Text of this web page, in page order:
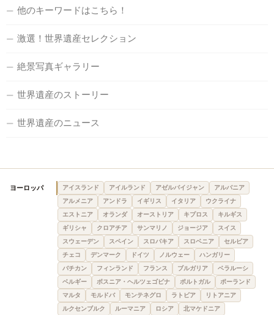
他のキーワードはこちら！
激選！世界遺産セレクション
絶景写真ギャラリー
世界遺産のストーリー
世界遺産のニュース
ヨーロッパ アイスランド アイルランド アゼルバイジャン
アルバニア
アルメニア
アンドラ イギリス イタリア
ウクライナ
エストニア
オランダ オーストリア キプロス
キルギス
ギリシャ
クロアチア サンマリノ ジョージア
スイス
スウェーデン
スペイン スロバキア スロベニア
セルビア
チェコ
デンマーク ドイツ ノルウェー
ハンガリー
バチカン
フィンランド フランス ブルガリア
ベラルーシ
ベルギー
ボスニア・ヘルツェゴビナ ポルトガル
ポーランド
マルタ
モルドバ モンテネグロ ラトビア
リトアニア
ルクセンブルク
ルーマニア ロシア 北マケドニア